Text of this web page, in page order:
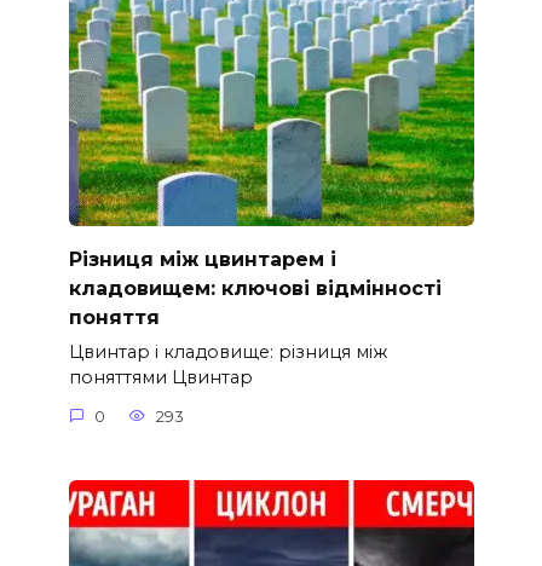
Різниця між цвинтарем і
кладовищем: ключові відмінності
поняття
Цвинтар і кладовище: різниця між
поняттями Цвинтар
0 293